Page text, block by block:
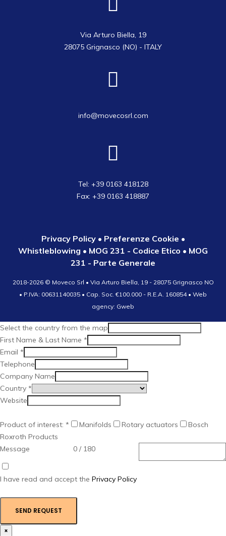
Via Arturo Biella, 19
28075 Grignasco (NO) - ITALY
info@movecosrl.com
Tel: +39 0163 418128
Fax: +39 0163 418887
Privacy Policy• Preferenze Cookie •
Whistleblowing • MOG 231 - Codice Etico • MOG
231 - Parte Generale
2018-2026 © Moveco Srl • Via Arturo Biella, 19 - 28075 Grignasco NO
• P.IVA: 00631140035 • Cap. Soc. €100.000 - R.E.A. 160854• Web
agency: Gweb
Select the country from the map
First Name & Last Name *
Email *
Telephone
Company Name
Country *
Website
Product of interest: * Manifolds Rotary actuators
Bosch
Roxroth Products
Message
0 / 180
I have read and accept the Privacy Policy
SEND REQUEST
×